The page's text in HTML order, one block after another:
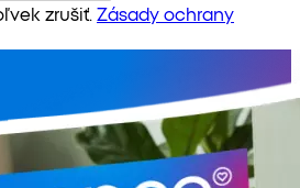
zrušiť. Zásady ochrany